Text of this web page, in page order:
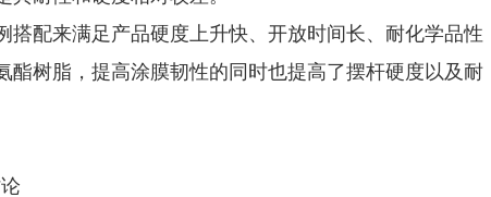
搭配来满足产品硬度上升快、开放时间长、耐化学品性
酯树脂，提高涂膜韧性的同时也提高了摆杆硬度以及耐